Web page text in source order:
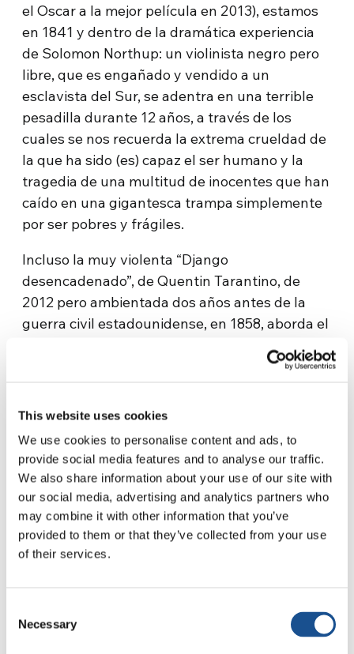
This website uses cookies
We use cookies to personalise content and ads, to
provide social media features and to analyse our traffic.
We also share information about your use of our site with
our social media, advertising and analytics partners who
may combine it with other information that you’ve
provided to them or that they’ve collected from your use
of their services.
Selection
Necessary
el Oscar a la mejor película en 2013), estamos
en 1841 y dentro de la dramática experiencia
de Solomon Northup: un violinista negro pero
libre, que es engañado y vendido a un
esclavista del Sur, se adentra en una terrible
pesadilla durante 12 años, a través de los
cuales se nos recuerda la extrema crueldad de
la que ha sido (es) capaz el ser humano y la
tragedia de una multitud de inocentes que han
caído en una gigantesca trampa simplemente
por ser pobres y frágiles.
Incluso la muy violenta “Django
desencadenado”, de Quentin Tarantino, de
2012 pero ambientada dos años antes de la
guerra civil estadounidense, en 1858, aborda el
tema de la esclavitud en Estados Unidos. Lo
hace a través de la dolorosa odisea del
película) en los Estados del sur. Estamos unos
“Emancipación”: una película dura, tensa y
atrapante, inspirada en la historia real del
esclavo Gordon, que se hizo famoso por la foto
de su espalda atrozmente azotada. Fue
tomada durante sus exámenes médicos antes
de su alistamiento en el ejército de la Unión, e
Emancipación, dirigida en 2022 por Antoine